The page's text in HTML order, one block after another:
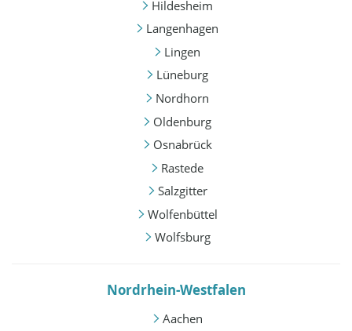
Hildesheim
Langenhagen
Lingen
Lüneburg
Nordhorn
Oldenburg
Osnabrück
Rastede
Salzgitter
Wolfenbüttel
Wolfsburg
Nordrhein-Westfalen
Aachen